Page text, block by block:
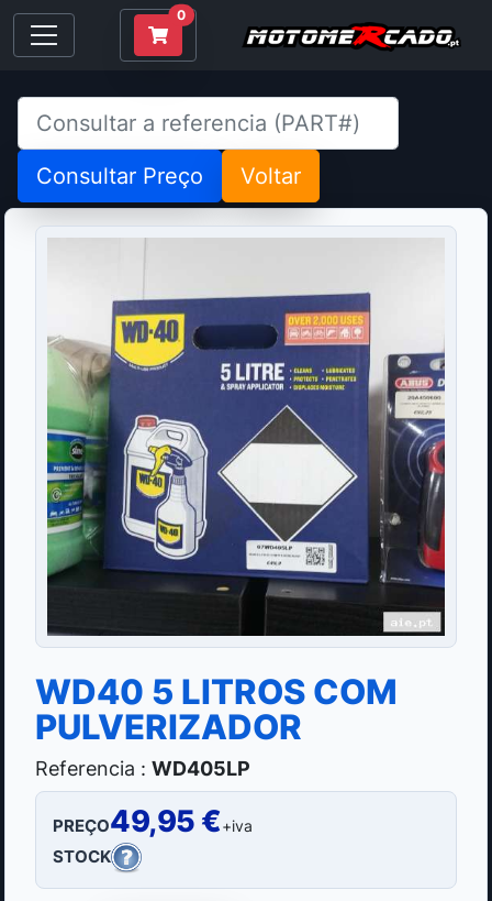
0
Consultar Preço Voltar
WD40 5 LITROS COM
PULVERIZADOR
Referencia : WD405LP
PREÇO49,95 €+iva
STOCK